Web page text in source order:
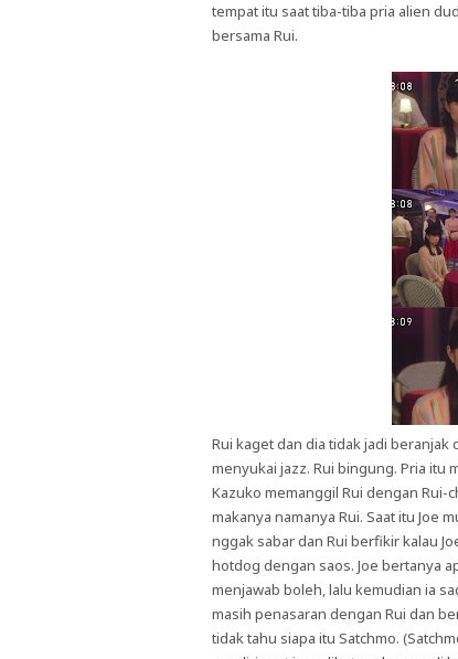
tempat itu saat tiba-tiba pria alien
bersama Rui.
Rui kaget dan dia tidak jadi beranjak
menyukai jazz. Rui bingung. Pria itu
Kazuko memanggil Rui dengan Rui-
makanya namanya Rui. Saat itu Joe
nggak sabar dan Rui berfikir kalau
hotdog dengan saos. Joe bertanya
menjawab boleh, lalu kemudian ia
masih penasaran dengan Rui dan
tidak tahu siapa itu Satchmo.